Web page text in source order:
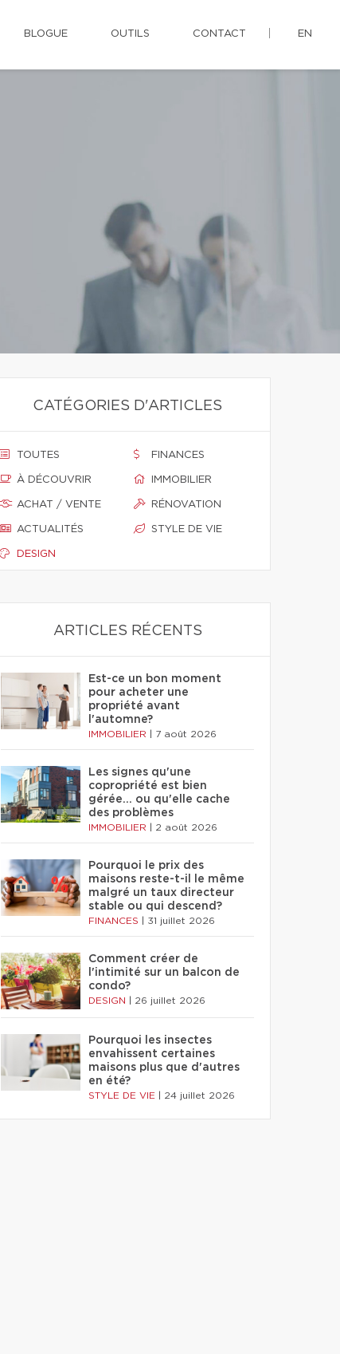
BLOGUE OUTILS CONTACT EN
CATÉGORIES D'ARTICLES
TOUTES
À DÉCOUVRIR
ACHAT / VENTE
ACTUALITÉS
DESIGN
FINANCES
IMMOBILIER
RÉNOVATION
STYLE DE VIE
ARTICLES RÉCENTS
Est-ce un bon moment
pour acheter une
propriété avant
l'automne?
IMMOBILIER 7 août 2026
Les signes qu'une
copropriété est bien
gérée… ou qu'elle cache
des problèmes
IMMOBILIER 2 août 2026
Pourquoi le prix des
maisons reste-t-il le même
malgré un taux directeur
stable ou qui descend?
FINANCES 31 juillet 2026
Comment créer de
l'intimité sur un balcon de
condo?
DESIGN 26 juillet 2026
Pourquoi les insectes
envahissent certaines
maisons plus que d'autres
en été?
STYLE DE VIE 24 juillet 2026